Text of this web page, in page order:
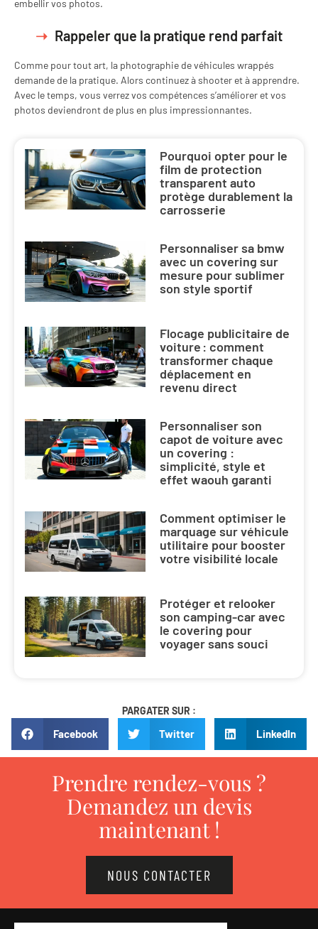
embellir vos photos.
Rappeler que la pratique rend parfait
Comme pour tout art, la photographie de véhicules wrappés
demande de la pratique. Alors continuez à shooter et à apprendre.
Avec le temps, vous verrez vos compétences s’améliorer et vos
photos deviendront de plus en plus impressionnantes.
Pourquoi opter pour le
film de protection
transparent auto
protège durablement la
carrosserie
Personnaliser sa bmw
avec un covering sur
mesure pour sublimer
son style sportif
Flocage publicitaire de
voiture : comment
transformer chaque
déplacement en
revenu direct
Personnaliser son
capot de voiture avec
un covering :
simplicité, style et
effet waouh garanti
Comment optimiser le
marquage sur véhicule
utilitaire pour booster
votre visibilité locale
Protéger et relooker
son camping-car avec
le covering pour
voyager sans souci
PARGATER SUR :
Facebook Twitter LinkedIn
Prendre rendez-vous ?
Demandez un devis
maintenant !
NOUS CONTACTER